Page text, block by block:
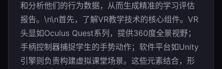
和分析他们的行为数据，从而生成精准的学习评估
报告。\n\n首先，了解VR教学技术的核心组件。VR
头显如Oculus Quest系列，提供360度全景视野；
手柄控制器捕捉学生的手势动作；软件平台如Unity
引擎则负责构建虚拟课堂场景。这些元素结合，形